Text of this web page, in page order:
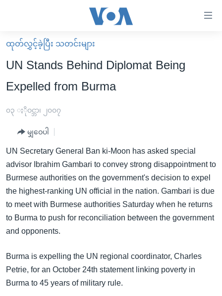
လွယ်ကူ
စေ
သည့်
Link
များ
မူလစာမျက်နှာ
မြန်မာ
ကမ္ဘာ့သတင်းများ
နိုင်ငံတကာ
ဗွီဒီယို
ရပ်ဝန်းတခု လမ်းတခု အလွန်
အမေရိကန်သုံးအီဒီယံ
မကြေးမုံရဲ့ အင်္ဂလိပ်စာ
သုတပဒေသာ အင်္ဂလိပ်စာ
အပတ်စဉ်ကဏ္ဍများ
ရေဒီယို
ရေဒီယိုနှင့်ရုပ်သံ အချက်အလက်များ
Learning English
ဗွီအိုအေ လူမှုကွန်ယက်များ
ထုတ်လွှင့်ခဲ့ပြီး သတင်းများ
UN Stands Behind Diplomat Being
Expelled from Burma
၀၃ ႏိုဝင္ဘာ၊ ၂၀၀၇
မျှဝေပါ
UN Secretary General Ban ki-Moon has asked special
advisor Ibrahim Gambari to convey strong disappointment to
Burmese authorities on the government's decision to expel
the highest-ranking UN official in the nation. Gambari is due
to meet with Burmese authorities Saturday when he returns
to Burma to push for reconciliation between the government
and opponents.
Burma is expelling the UN regional coordinator, Charles
Petrie, for an October 24th statement linking poverty in
Burma to 45 years of military rule.